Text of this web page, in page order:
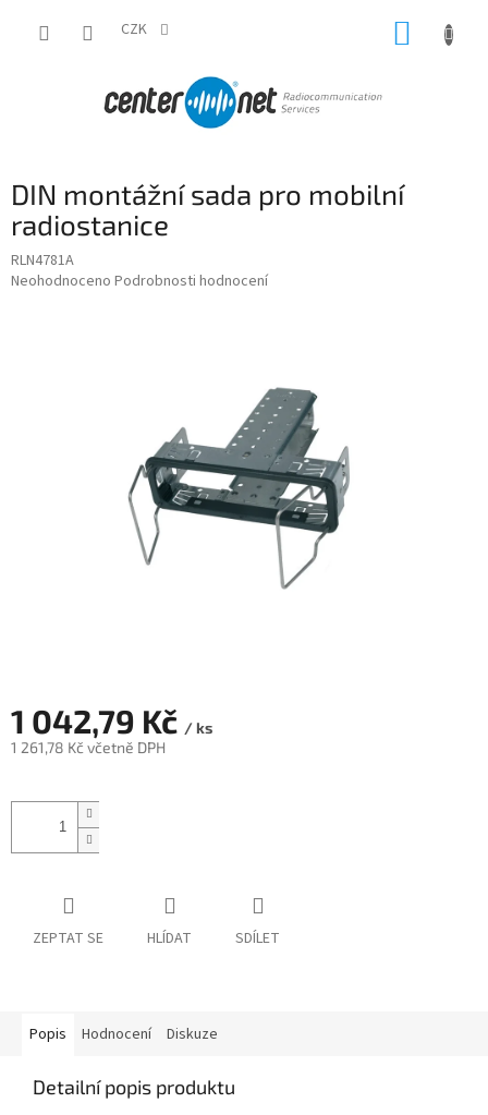
CZK
DIN montážní sada pro mobilní
radiostanice
RLN4781A
Průměrné
Neohodnoceno Podrobnosti hodnocení
1 042,79 Kč / ks
1 261,78 Kč včetně DPH
cena:
ZEPTAT SE HLÍDAT SDÍLET
Popis Hodnocení Diskuze
Detailní popis produktu